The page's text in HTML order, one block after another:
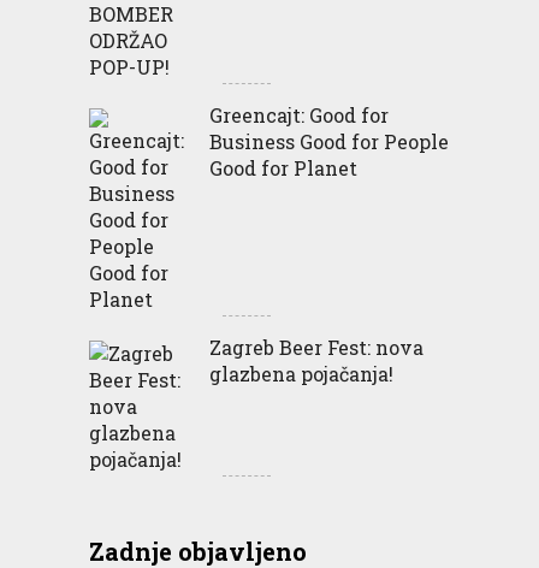
Greencajt: Good for
Business Good for People
Good for Planet
Zagreb Beer Fest: nova
glazbena pojačanja!
Zadnje objavljeno